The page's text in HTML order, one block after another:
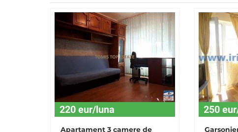
220 eur/luna
Apartament 3 camere de
250